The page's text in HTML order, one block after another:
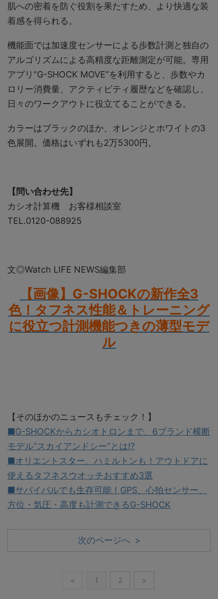
肌への密着を防ぐ役割を果たすため、より快適な装
着感を得られる。
機能面では加速度センサーによる歩数計測と独自の
アルゴリズムによる高精度な距離測定が可能。専用
アプリ”G-SHOCK MOVE”を利用すると、歩数やカ
ロリー消費量、アクティビティ履歴などを確認し、
日々のワークアウトに役立てることができる。
カラーはブラックのほか、オレンジとホワイトの3
色展開。価格はいずれも2万5300円。
【問い合わせ先】
カシオ計算機 お客様相談室
TEL.0120-088925
文◎Watch LIFE NEWS編集部
【画像】G-SHOCKの新作全3
色！タフネス性能＆トレーニング
に役立つ計測機能つきの薄型モデ
ル
【そのほかのニュースもチェック！】
■G-SHOCKからカシオトロンまで、6ブランド横断
モデル“スカイアンドシー”とは!?
■オリエントスター、ハミルトンも！アウトドアに
使えるタフネスウオッチおすすめ3選
■サバイバルでも生存可能！GPS、心拍センサー、
方位・気圧・高度も計測できるG-SHOCK
次のページへ >
< 1 2 >